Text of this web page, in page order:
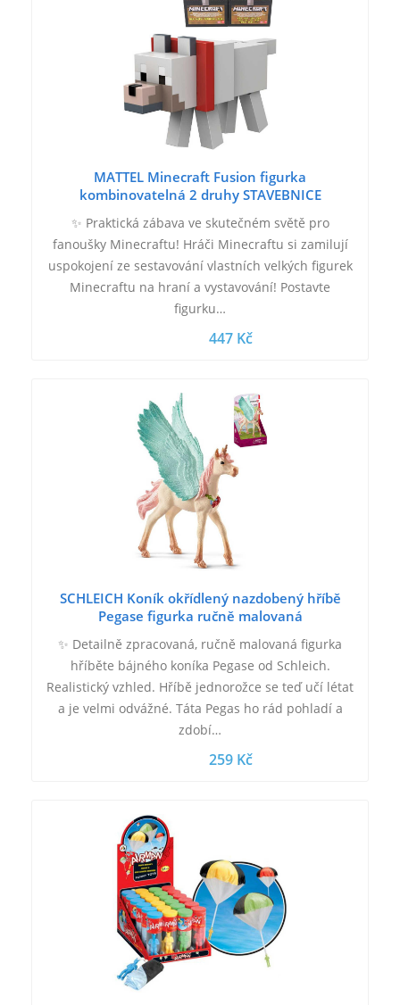
MATTEL Minecraft Fusion figurka
kombinovatelná 2 druhy STAVEBNICE
✨ Praktická zábava ve skutečném světě pro
fanoušky Minecraftu! Hráči Minecraftu si zamilují
uspokojení ze sestavování vlastních velkých figurek
Minecraftu na hraní a vystavování! Postavte
figurku…
447 Kč
SCHLEICH Koník okřídlený nazdobený hříbě
Pegase figurka ručně malovaná
✨ Detailně zpracovaná, ručně malovaná figurka
hříběte bájného koníka Pegase od Schleich.
Realistický vzhled. Hříbě jednorožce se teď učí létat
a je velmi odvážné. Táta Pegas ho rád pohladí a
zdobí…
259 Kč